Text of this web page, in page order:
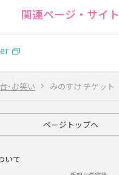
･お笑い みのすけ チケット
関連ページ・サイト
ページトップへ
いて